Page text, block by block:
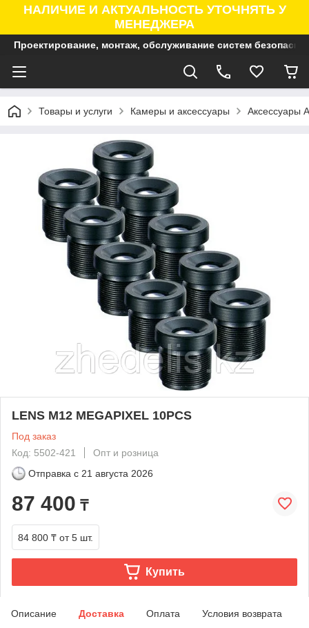
НАЛИЧИЕ И АКТУАЛЬНОСТЬ УТОЧНЯТЬ У
МЕНЕДЖЕРА
Проектирование, монтаж, обслуживание систем
Товары и услуги Камеры и аксессуары Аксессуары
LENS M12 MEGAPIXEL 10PCS
Под заказ
Код: 5502-421
Опт и розница
Отправка с 21 августа 2026
87 400 ₸
84 800 ₸ от 5 шт.
Купить
Описание Доставка Оплата Условия возврата